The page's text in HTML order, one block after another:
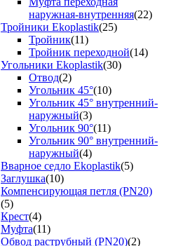
наружная-внутренняя(22)
Тройники Ekoplastik(25)
Тройник(11)
Тройник переходной(14)
Угольники Ekoplastik(30)
Отвод(2)
Угольник 45°(10)
Угольник 45° внутренний-
наружный(3)
Угольник 90°(11)
Угольник 90° внутренний-
наружный(4)
Вварное седло Ekoplastik(5)
Заглушка(10)
Компенсирующая петля (PN20)
(5)
Крест(4)
Муфта(11)
Обвод раструбный (PN20)(2)